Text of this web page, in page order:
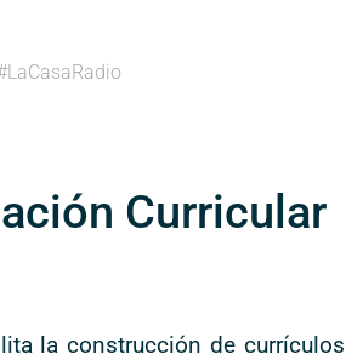
Curricular
la construcción de currículos